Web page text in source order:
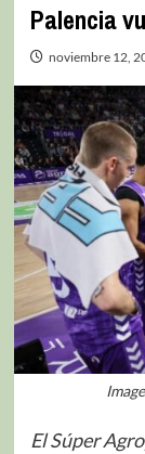
Palencia
noviembre 12,
El Súper